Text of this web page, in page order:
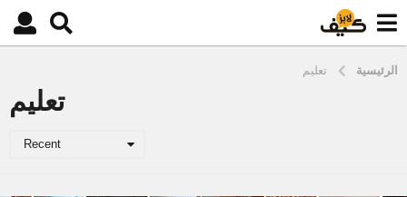
الرئيسية تعليم
تعليم
Recent